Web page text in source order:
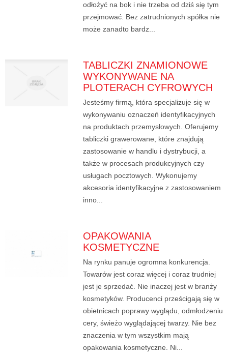
odłożyć na bok i nie trzeba od dziś się tym
przejmować. Bez zatrudnionych spółka nie
może zanadto bardz...
TABLICZKI ZNAMIONOWE
WYKONYWANE NA
PLOTERACH CYFROWYCH
Jesteśmy firmą, która specjalizuje się w
wykonywaniu oznaczeń identyfikacyjnych
na produktach przemysłowych. Oferujemy
tabliczki grawerowane, które znajdują
zastosowanie w handlu i dystrybucji, a
także w procesach produkcyjnych czy
usługach pocztowych. Wykonujemy
akcesoria identyfikacyjne z zastosowaniem
inno...
OPAKOWANIA
KOSMETYCZNE
Na rynku panuje ogromna konkurencja.
Towarów jest coraz więcej i coraz trudniej
jest je sprzedać. Nie inaczej jest w branży
kosmetyków. Producenci prześcigają się w
obietnicach poprawy wyglądu, odmłodzeniu
cery, świeżo wyglądającej twarzy. Nie bez
znaczenia w tym wszystkim mają
opakowania kosmetyczne. Ni...